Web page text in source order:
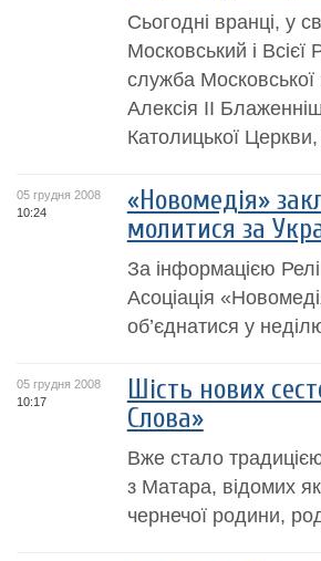
Сьогодні вранці, у
Московський і
служба Московської
Алексія ІІ
Католицької
05 грудня 2008
10:24
«Новомедія»
молитися за
За інформацією
Асоціація
об’єднатися у
05 грудня 2008
10:17
Шість нових
Слова»
Вже стало
з Матара, відомих
чернечої родини,